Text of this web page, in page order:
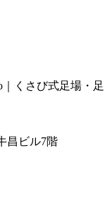
昌ビル7階